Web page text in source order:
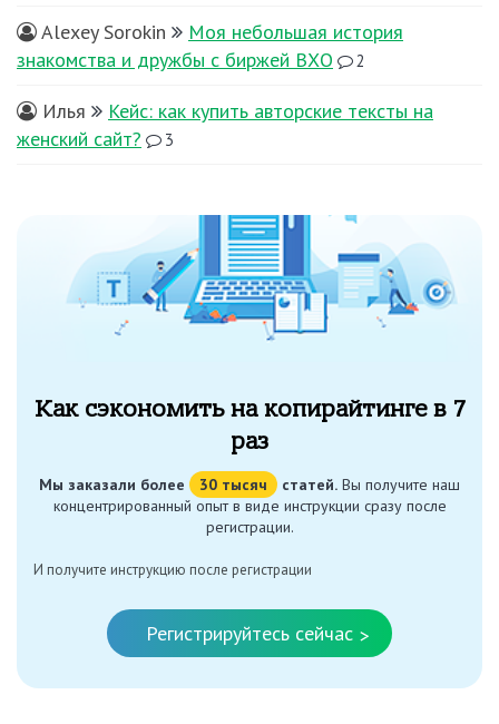
Alexey Sorokin
Моя небольшая история
знакомства и дружбы с биржей ВХО
2
Илья
Кейс: как купить авторские тексты на
женский сайт?
3
Как сэкономить на копирайтинге в 7
раз
Мы заказали более 30 тысяч статей. Вы получите наш
концентрированный опыт в виде инструкции сразу после
регистрации.
И получите инструкцию после регистрации
Регистрируйтесь сейчас >